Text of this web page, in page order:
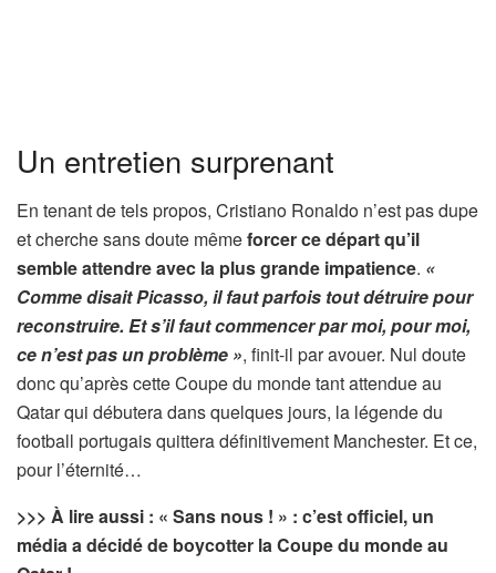
Un entretien surprenant
En tenant de tels propos, Cristiano Ronaldo n’est pas dupe
et cherche sans doute mêmeforcer ce départ qu’il
semble attendre avec la plus grande impatience. «
Comme disait Picasso, il faut parfois tout détruire pour
reconstruire. Et s’il faut commencer par moi, pour moi,
ce n’est pas un problème », finit-il par avouer. Nul doute
donc qu’après cette Coupe du monde tant attendue au
Qatar qui débutera dans quelques jours, la légende du
football portugais quittera définitivement Manchester. Et ce,
pour l’éternité…
>>> À lire aussi : « Sans nous ! » : c’est officiel, un
média a décidé de boycotter la Coupe du monde au